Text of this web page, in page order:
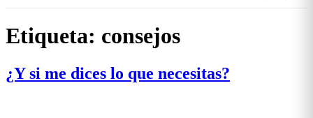
Etiqueta: consejos
¿Y si me dices lo que necesitas?